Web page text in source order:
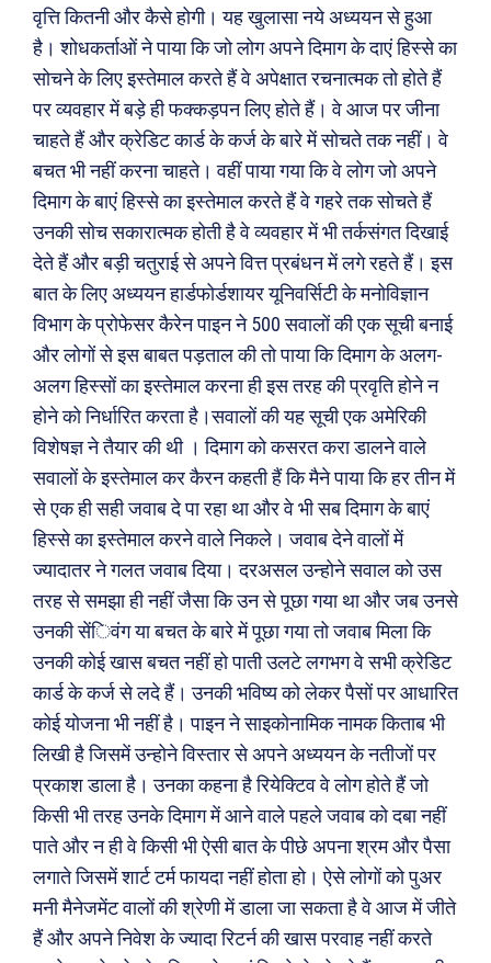
Type here... Search
वृत्ति कितनी और कैसे होगी। यह खुलासा नये अध्ययन से हुआ
है। शोधकर्ताओं ने पाया कि जो लोग अपने दिमाग के दाएं हिस्से का
सोचने के लिए इस्तेमाल करते हैं वे अपेक्षात रचनात्मक तो होते हैं
पर व्यवहार में बड़े ही फक्कड़पन लिए होते हैं। वे आज पर जीना
चाहते हैं और क्रेडिट कार्ड के कर्ज के बारे में सोचते तक नहीं। वे
बचत भी नहीं करना चाहते। वहीं पाया गया कि वे लोग जो अपने
दिमाग के बाएं हिस्से का इस्तेमाल करते हैं वे गहरे तक सोचते हैं
उनकी सोच सकारात्मक होती है वे व्यवहार में भी तर्कसंगत दिखाई
देते हैं और बड़ी चतुराई से अपने वित्त प्रबंधन में लगे रहते हैं। इस
बात के लिए अध्ययन हार्डफोर्डशायर यूनिवर्सिटी के मनोविज्ञान
विभाग के प्रोफेसर कैरेन पाइन ने 500 सवालों की एक सूची बनाई
और लोगों से इस बाबत पड़ताल की तो पाया कि दिमाग के अलग-
अलग हिस्सों का इस्तेमाल करना ही इस तरह की प्रवृति होने न
होने को निर्धारित करता है।सवालों की यह सूची एक अमेरिकी
विशेषज्ञ ने तैयार की थी । दिमाग को कसरत करा डालने वाले
सवालों के इस्तेमाल कर कैरन कहती हैं कि मैने पाया कि हर तीन में
से एक ही सही जवाब दे पा रहा था और वे भी सब दिमाग के बाएं
हिस्से का इस्तेमाल करने वाले निकले। जवाब देने वालों में
ज्यादातर ने गलत जवाब दिया। दरअसल उन्होने सवाल को उस
तरह से समझा ही नहीं जैसा कि उन से पूछा गया था और जब उनसे
उनकी सेंिवंग या बचत के बारे में पूछा गया तो जवाब मिला कि
उनकी कोई खास बचत नहीं हो पाती उलटे लगभग वे सभी क्रेडिट
कार्ड के कर्ज से लदे हैं। उनकी भविष्य को लेकर पैसों पर आधारित
कोई योजना भी नहीं है। पाइन ने साइकोनामिक नामक किताब भी
लिखी है जिसमें उन्होने विस्तार से अपने अध्ययन के नतीजों पर
प्रकाश डाला है। उनका कहना है रियेक्टिव वे लोग होते हैं जो
किसी भी तरह उनके दिमाग में आने वाले पहले जवाब को दबा नहीं
पाते और न ही वे किसी भी ऐसी बात के पीछे अपना श्रम और पैसा
लगाते जिसमें शार्ट टर्म फायदा नहीं होता हो। ऐसे लोगों को पुअर
मनी मैनेजमेंट वालों की श्रेणी में डाला जा सकता है वे आज में जीते
हैं और अपने निवेश के ज्यादा रिटर्न की खास परवाह नहीं करते